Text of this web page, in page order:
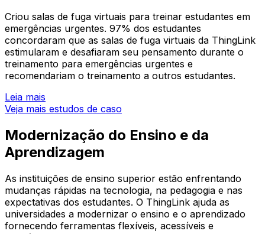
Criou salas de fuga virtuais para treinar estudantes em
emergências urgentes. 97% dos estudantes
concordaram que as salas de fuga virtuais da ThingLink
estimularam e desafiaram seu pensamento durante o
treinamento para emergências urgentes e
recomendariam o treinamento a outros estudantes.
Leia mais
Veja mais estudos de caso
Modernização do Ensino e da
Aprendizagem
As instituições de ensino superior estão enfrentando
mudanças rápidas na tecnologia, na pedagogia e nas
expectativas dos estudantes. O ThingLink ajuda as
universidades a modernizar o ensino e o aprendizado
fornecendo ferramentas flexíveis, acessíveis e